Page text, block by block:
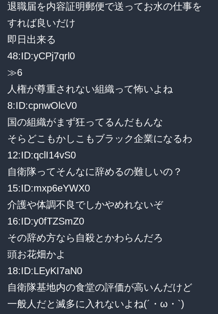
退職届を内容証明郵便で送ってお水の仕事を
すれば良いだけ
即日出来る
48:ID:yCPj7qrl0
≫6
人権が尊重されない組織って怖いよね
8:ID:cpnwOlcV0
国の組織がまず狂ってるんだもんな
そらどこもかしこもブラック企業になるわ
12:ID:qclI14vS0
自衛隊ってそんなに辞めるの難しいの？
15:ID:mxp6eYWX0
介護や体調不良でしかやめれないぞ
16:ID:y0fTZSmZ0
その辞め方なら自殺とかわらんだろ
頭お花畑かよ
18:ID:LEyKI7aN0
自衛隊基地内の食堂の評価が高いんだけど
一般人だと滅多に入れないよね(´・ω・`)